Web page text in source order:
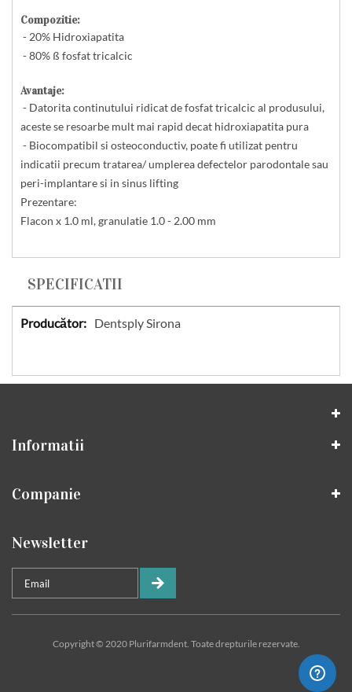
Compozitie:
- 20% Hidroxiapatita
- 80% ß fosfat tricalcic
Avantaje:
- Datorita continutului ridicat de fosfat tricalcic al produsului,
aceste se resoarbe mult mai rapid decat hidroxiapatita pura
- Biocompatibil si osteoconductiv, poate fi utilizat pentru
indicatii precum tratarea/ umplerea defectelor parodontale sau
peri-implantare si in sinus lifting
Prezentare:
Flacon x 1.0 ml, granulatie 1.0 - 2.00 mm
SPECIFICATII
Specificatii Dentsply Sirona
Informatii
Companie
Newsletter
Copyright © 2020 Plurifarmdent. Toate drepturile rezervate.